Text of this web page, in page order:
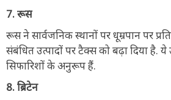
7. रूस
रूस ने सार्वजनिक स्थानों पर धूम्रपान पर
संबंधित उत्पादों पर टैक्स को बढ़ा दिया है.
सिफारिशों के अनुरूप हैं.
8. ब्रिटेन